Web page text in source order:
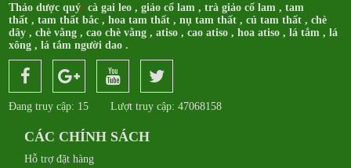
Thảo dược quý:cà gai leo ,giảo cổ lam ,trà giảo cổ lam ,tam
thất ,tam thất bắc ,hoa tam thất ,nụ tam thất ,củ tam thất ,chè
dây ,chè vằng ,cao chè vằng ,atiso ,cao atiso ,hoa atiso ,lá tắm ,lá
xông ,lá tắm người dao .
Đang truy cập: 15 Lượt truy cập: 47068158
CÁC CHÍNH SÁCH
Hỗ trợ đặt hàng